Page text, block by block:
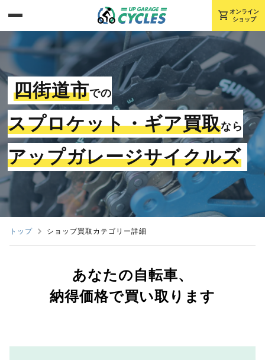
shopping_cart オンライン
ショップ
四街道市での
スプロケット・ギア買取なら
アップガレージサイクルズ
トップ ショップ買取カテゴリー詳細
あなたの自転車、
納得価格で買い取ります